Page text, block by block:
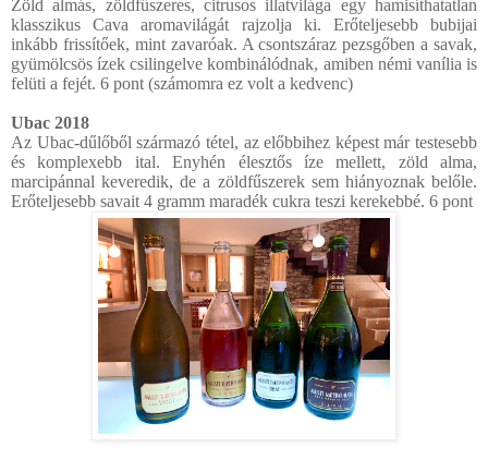
Zöld almás, zöldfűszeres, citrusos illatvilága egy hamisíthatatlan
klasszikus Cava aromavilágát rajzolja ki. Erőteljesebb bubijai
inkább frissítőek, mint zavaróak. A csontszáraz pezsgőben a savak,
gyümölcsös ízek csilingelve kombinálódnak, amiben némi vanília is
felüti a fejét. 6 pont (számomra ez volt a kedvenc)
Ubac 2018
Az Ubac-dűlőből származó tétel, az előbbihez képest már testesebb
és komplexebb ital. Enyhén élesztős íze mellett, zöld alma,
marcipánnal keveredik, de a zöldfűszerek sem hiányoznak belőle.
Erőteljesebb savait 4 gramm maradék cukra teszi kerekebbé. 6 pont